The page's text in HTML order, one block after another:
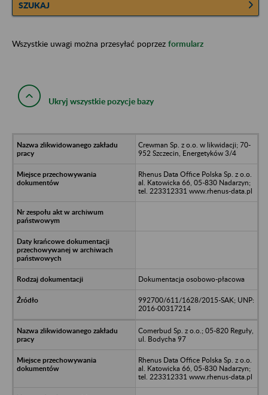
SZUKAJ
Wszystkie uwagi można przesyłać poprzez formularz
Ukryj wszystkie pozycje bazy
Crewman Sp. z o.o. w likwidacji; 70-
952 Szczecin, Energetyków 3/4
Rhenus Data Office Polska Sp. z o.o.
al. Katowicka 66, 05-830 Nadarzyn;
tel. 223312331 www.rhenus-data.pl
Dokumentacja osobowo-płacowa
992700/611/1628/2015-SAK; UNP:
2016-00317214
Comerbud Sp. z o.o.; 05-820 Reguły,
ul. Bodycha 97
Rhenus Data Office Polska Sp. z o.o.
al. Katowicka 66, 05-830 Nadarzyn;
tel. 223312331 www.rhenus-data.pl